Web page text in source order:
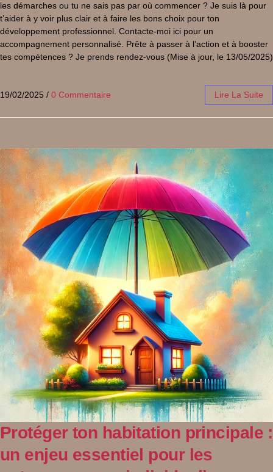
les démarches ou tu ne sais pas par où commencer ? Je suis là pour
t’aider à y voir plus clair et à faire les bons choix pour ton
développement professionnel. Contacte-moi ici pour un
accompagnement personnalisé. Prête à passer à l’action et à booster
tes compétences ? Je prends rendez-vous (Mise à jour, le 13/05/2025)
19/02/2025 / 0 Commentaire Lire La Suite
Protéger ton habitation principale :
un enjeu essentiel pour les